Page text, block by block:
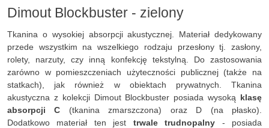
Dimout Blockbuster - zielony
Tkanina o wysokiej absorpcji akustycznej. Materiał dedykowany
przede wszystkim na wszelkiego rodzaju przesłony tj. zasłony,
rolety, narzuty, czy inną konfekcję tekstylną. Do zastosowania
zarówno w pomieszczeniach użyteczności publicznej (także na
statkach), jak również w obiektach prywatnych. Tkanina
akustyczna z kolekcji Dimout Blockbuster posiada wysoką klasę
absorpcji C (tkanina zmarszczona) oraz D (na płasko).
Dodatkowo materiał ten jest trwale trudnopalny - posiada